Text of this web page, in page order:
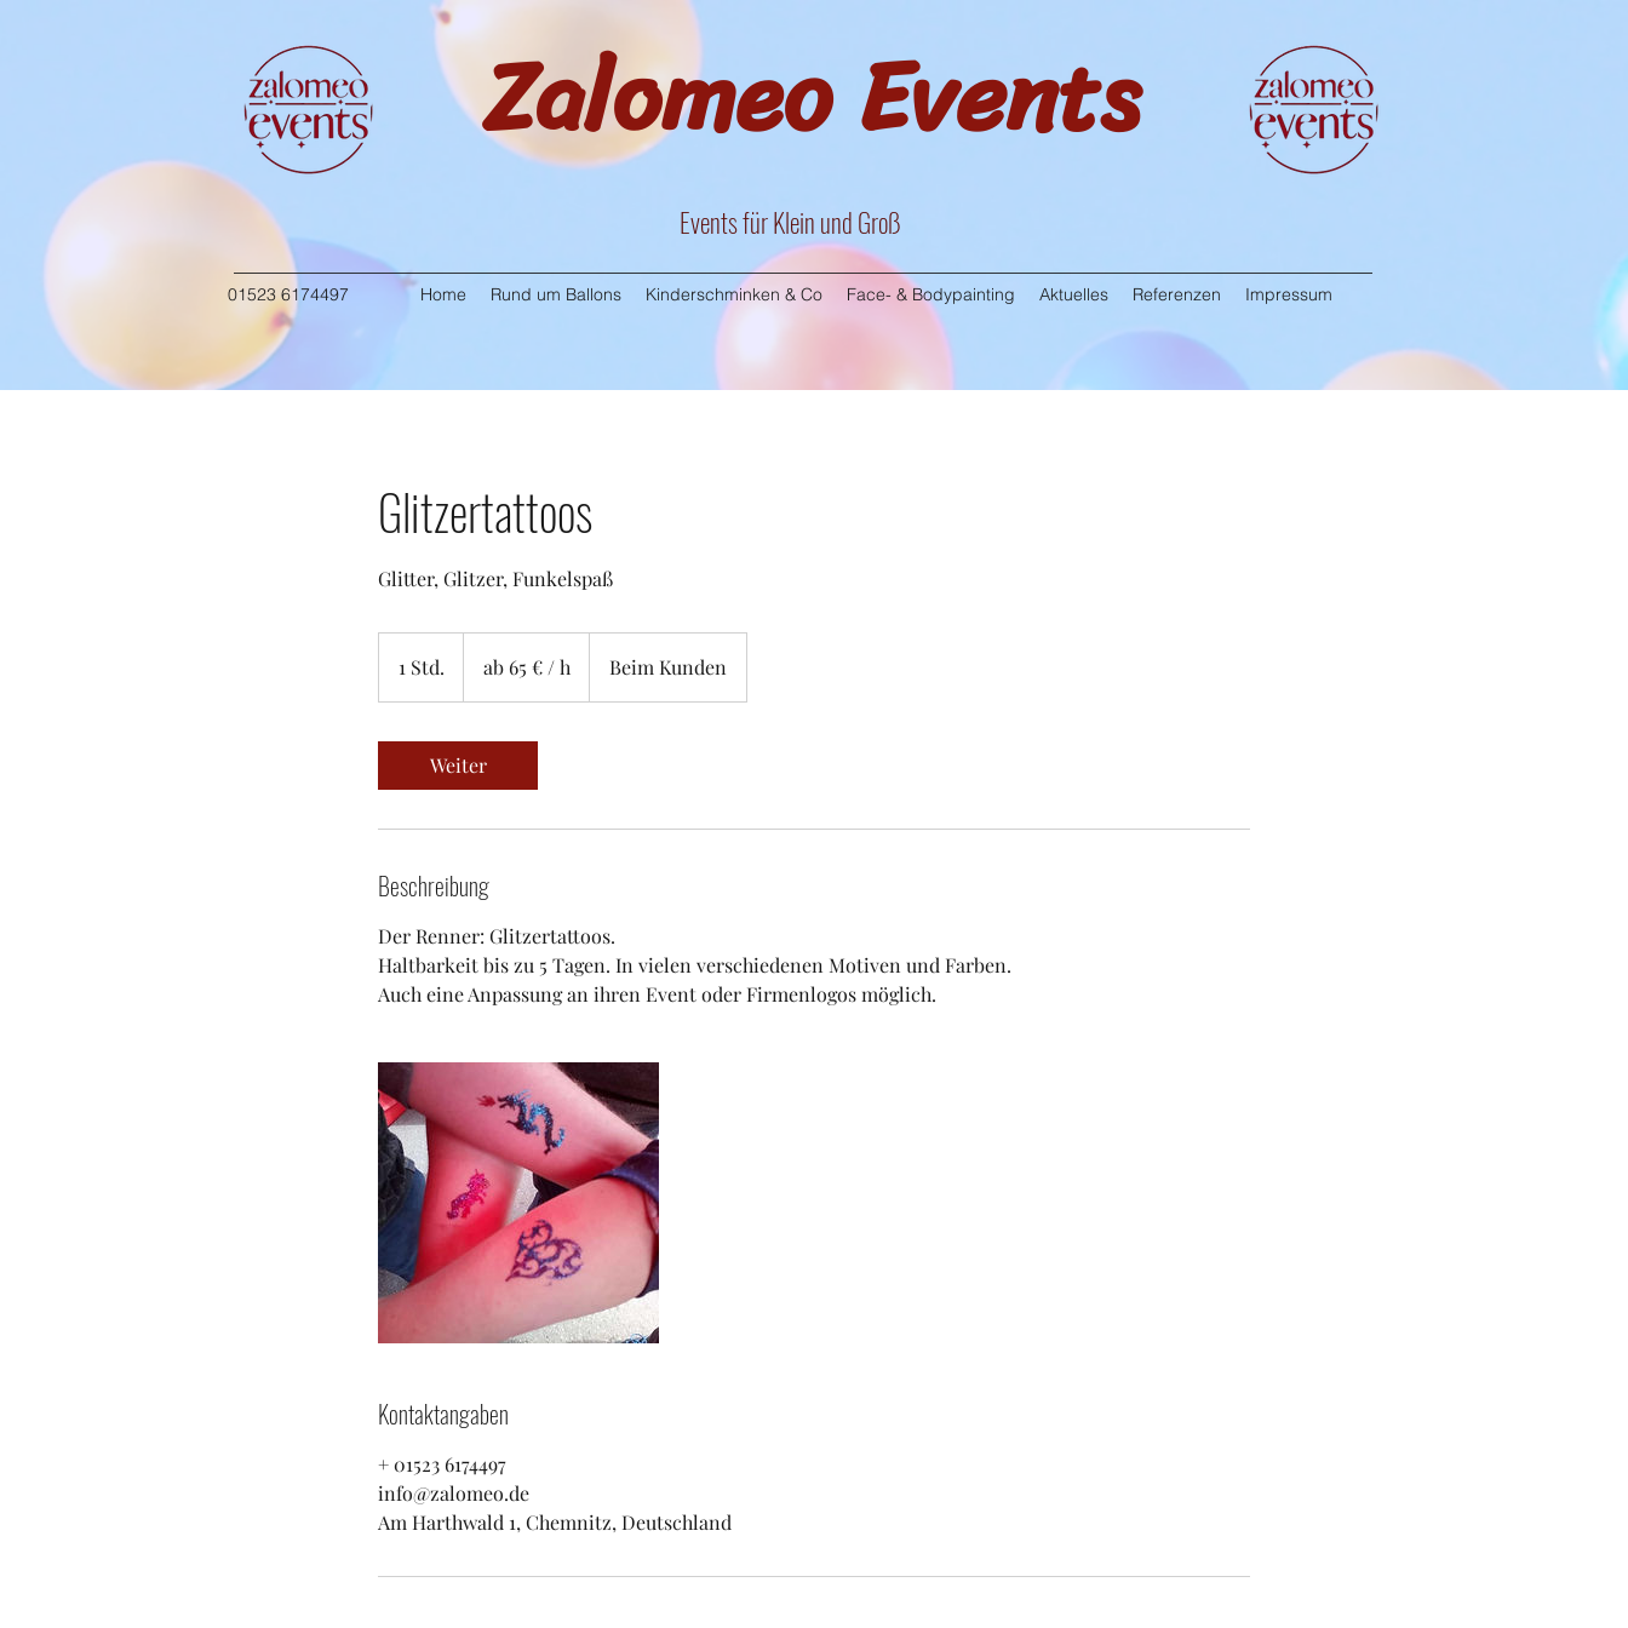
Zalomeo Events
Events für Klein und Groß
01523 6174497 Home Rund um Ballons Kinderschminken & Co Face- & Bodypainting Aktuelles Referenzen Impressum
Glitzertattoos
Glitter, Glitzer, Funkelspaß
1 Std.
S
d
ab 65 € / h Beim Kunden
Weiter
Beschreibung
Der Renner: Glitzertattoos.
Haltbarkeit bis zu 5 Tagen. In vielen verschiedenen Motiven und Farben.
Auch eine Anpassung an ihren Event oder Firmenlogos möglich.
Kontaktangaben
+ 01523 6174497
info@zalomeo.de
Am Harthwald 1, Chemnitz, Deutschland